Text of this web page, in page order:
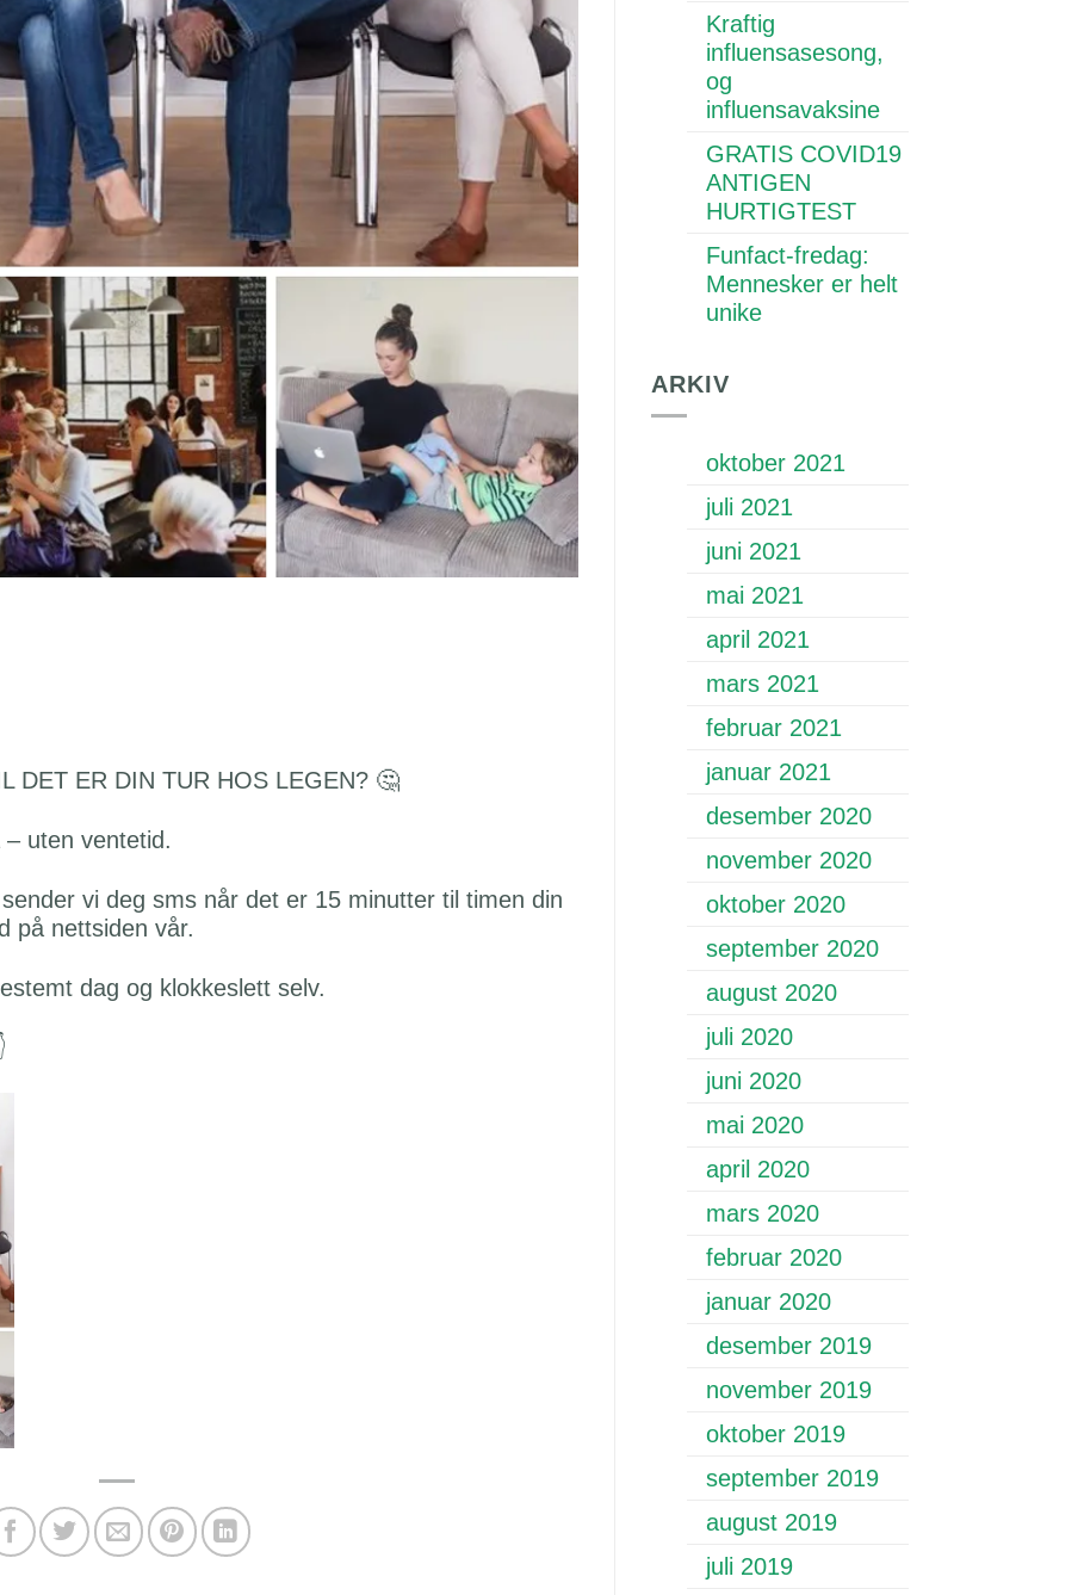
DET ER DIN TUR HOS LEGEN? 🤔
uten ventetid.
vi deg sms når det er 15 minutter til timen din
på nettsiden vår.
dag og klokkeslett selv.
Kraftig
influensasesong,
og
influensavaksine
GRATIS COVID19
ANTIGEN
HURTIGTEST
Funfact-fredag:
Mennesker er helt
unike
ARKIV
oktober 2021
juli 2021
juni 2021
mai 2021
april 2021
mars 2021
februar 2021
januar 2021
desember 2020
november 2020
oktober 2020
september 2020
august 2020
juli 2020
juni 2020
mai 2020
april 2020
mars 2020
februar 2020
januar 2020
desember 2019
november 2019
oktober 2019
september 2019
august 2019
juli 2019